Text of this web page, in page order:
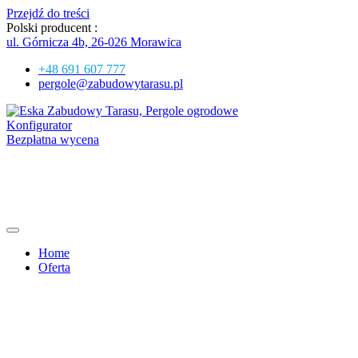
Przejdź do treści
Polski producent :
ul. Górnicza 4b, 26-026 Morawica
+48 691 607 777
pergole@zabudowytarasu.pl
Konfigurator
Bezpłatna wycena
Home
Oferta